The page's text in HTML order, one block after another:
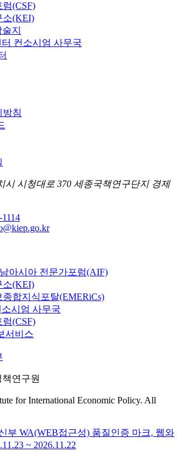
(CSF)
소(KEI)
지
컨소시엄 사무국
방침
시 시청대로 370 세종국책연구단지 경제
아시아 전문가포럼(AIF)
소(KEI)
합지식포탈(EMERiCs)
시엄 사무국
(CSF)
서비스
for International Economic Policy. All